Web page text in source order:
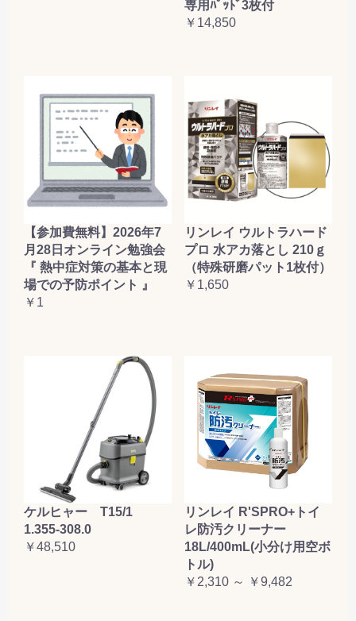
専用ﾊﾟｯﾄﾞ3枚付
￥14,850
【参加費無料】2026年7
月28日オンライン勉強会
『 熱中症対策の基本と現
場での予防ポイント 』
￥1
リンレイ ウルトラハード
プロ 水アカ落とし 210ｇ
（特殊研磨パット1枚付）
￥1,650
ケルヒャー T15/1
1.355-308.0
￥48,510
リンレイ R'SPRO+トイ
レ防汚クリーナー
18L/400mL(小分け用空ボ
トル)
￥2,310 ～ ￥9,482